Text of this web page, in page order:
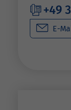
+49
E-